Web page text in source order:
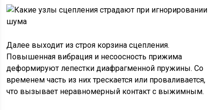
Далее выходит из строя корзина сцепления.
Повышенная вибрация и несоосность прижима
деформируют лепестки диафрагменной пружины. Со
временем часть из них трескается или проваливается,
что вызывает неравномерный контакт с выжимным.